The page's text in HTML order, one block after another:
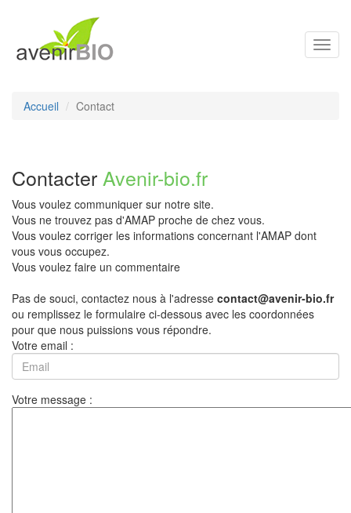
Accueil Contact
Contacter Avenir-bio.fr
Vous voulez communiquer sur notre site.
Vous ne trouvez pas d'AMAP proche de chez vous.
Vous voulez corriger les informations concernant l'AMAP dont
vous vous occupez.
Vous voulez faire un commentaire
Pas de souci, contactez nous à l'adresse contact@avenir-bio.fr
ou remplissez le formulaire ci-dessous avec les coordonnées
pour que nous puissions vous répondre.
Votre email :
Votre message :